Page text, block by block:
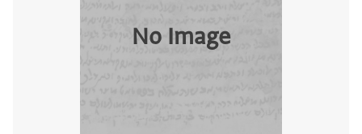
No Image